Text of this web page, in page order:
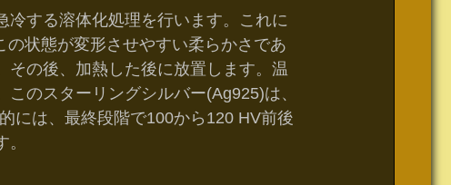
する溶体化処理を行います。これに
状態が変形させやすい柔らかさであ
その後、加熱した後に放置します。温
のスターリングシルバー(Ag925)は、
には、最終段階で100から120 HV前後